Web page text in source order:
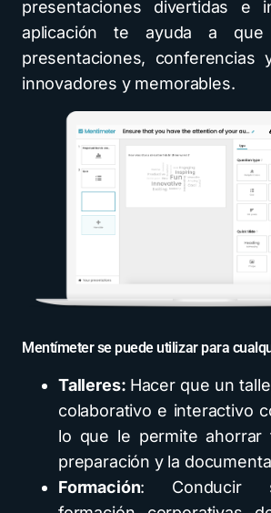
presentaciones divertidas e
aplicación te ayuda a que
presentaciones, conferencias
innovadores y memorables.
Mentímeter se puede utilizar para
Talleres: Hacer que un
colaborativo e interactivo
lo que le permite ahorrar
preparación y la
Formación: Conducir